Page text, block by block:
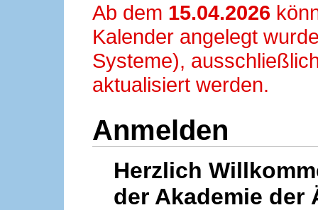
Ab dem 15.04.2026
Kalender angelegt
Systeme),
aktualisiert werden.
Anmelden
Herzlich
der Akademie der